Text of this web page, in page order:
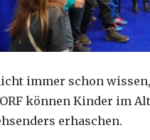
immer schon
können Kinder im
erhaschen.